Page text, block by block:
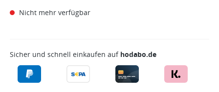
Nicht mehr verfügbar
Sicher und schnell einkaufen auf hodabo.de